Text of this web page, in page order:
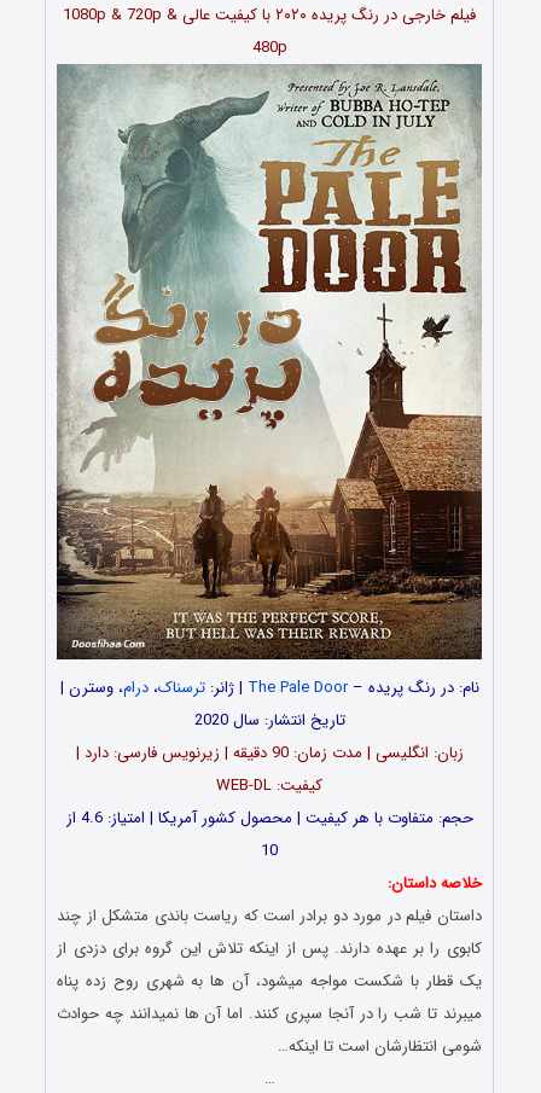
فیلم خارجی در رنگ پریده ۲۰۲۰ با کیفیت عالی 1080p & 720p &
480p
نام: در رنگ پریده –The Pale Door | ژانر:ترسناک،درام، وسترن |
تاریخ انتشار: سال 2020
زبان: انگلیسی | مدت زمان: 90 دقیقه | زیرنویس فارسی: دارد |
کیفیت: WEB-DL
حجم: متفاوت با هر کیفیت | محصول کشور آمریکا | امتیاز: 4.6 از
10
خلاصه داستان:
داستان فیلم در مورد دو برادر است که ریاست باندی متشکل از چند
کابوی را بر عهده دارند. پس از اینکه تلاش این گروه برای دزدی از
یک قطار با شکست مواجه میشود، آن ها به شهری روح زده پناه
میبرند تا شب را در آنجا سپری کنند. اما آن ها نمیدانند چه حوادث
شومی انتظارشان است تا اینکه…
…